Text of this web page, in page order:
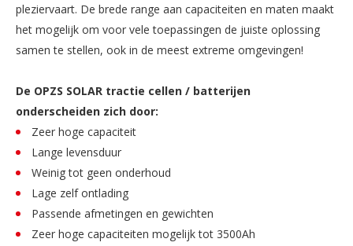
pleziervaart. De brede range aan capaciteiten en maten maakt
het mogelijk om voor vele toepassingen de juiste oplossing
samen te stellen, ook in de meest extreme omgevingen!
De OPZS SOLAR tractie cellen / batterijen
onderscheiden zich door:
Zeer hoge capaciteit
Lange levensduur
Weinig tot geen onderhoud
Lage zelf ontlading
Passende afmetingen en gewichten
Zeer hoge capaciteiten mogelijk tot 3500Ah